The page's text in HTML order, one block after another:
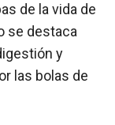
de la vida de
se destaca
y
las bolas de